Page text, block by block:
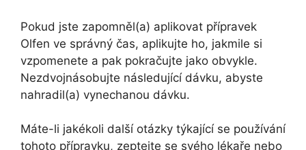
Pokud jste zapomněl(a) aplikovat přípravek
Olfen ve správný čas, aplikujte ho, jakmile si
vzpomenete a pak pokračujte jako obvykle.
Nezdvojnásobujte následující dávku, abyste
nahradil(a) vynechanou dávku.
Máte-li jakékoli další otázky týkající se používání
tohoto přípravku, zeptejte se svého lékaře nebo